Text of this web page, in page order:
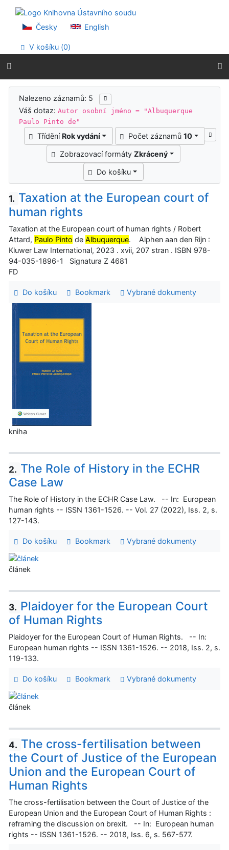
Přejít na menu
Prohlášení o webové přístupnosti
Česky English
V košíku (0)
Výsledky vyhledávání
Nalezeno záznamů: 5
Váš dotaz:Autor osobní jméno = "Albuquerque
Paulo Pinto de"
Třídění Rok vydání Počet záznamů 10
Zobrazovací formáty Zkrácený
Do košíku
1. Taxation at the European court of
human rights
Taxation at the European court of human rights / Robert
Attard, Paulo Pinto de Albuquerque. Alphen aan den Rijn :
Kluwer Law International, 2023 . xvii, 207 stran . ISBN 978-
94-035-1896-1 Signatura Z 4681
FD
Do košíku Bookmark Vybrané dokumenty
kniha
2. The Role of History in the ECHR
Case Law
The Role of History in the ECHR Case Law. -- In: European
human rights -- ISSN 1361-1526. -- Vol. 27 (2022), Iss. 2, s.
127-143.
Do košíku Bookmark Vybrané dokumenty
článek
3. Plaidoyer for the European Court
of Human Rights
Plaidoyer for the European Court of Human Rights. -- In:
European human rights -- ISSN 1361-1526. -- 2018, Iss. 2, s.
119-133.
Do košíku Bookmark Vybrané dokumenty
článek
4. The cross-fertilisation between
the Court of Justice of the European
Union and the European Court of
Human Rights
The cross-fertilisation between the Court of Justice of the
European Union and the European Court of Human Rights :
reframing the discussion on brexit. -- In: European human
rights -- ISSN 1361-1526. -- 2018, Iss. 6, s. 567-577.